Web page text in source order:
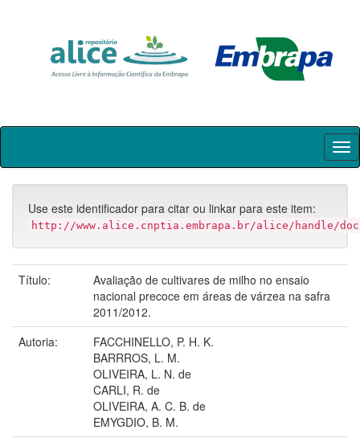
Skip
Use este identificador para citar ou linkar para este item:
http://www.alice.cnptia.embrapa.br/alice/handle/
Título:
Avaliação de cultivares de milho no ensaio
nacional precoce em áreas de várzea na safra
2011/2012.
Autoria:
FACCHINELLO, P. H. K.
BARRROS, L. M.
OLIVEIRA, L. N. de
CARLI, R. de
OLIVEIRA, A. C. B. de
EMYGDIO, B. M.